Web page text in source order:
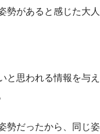
勢があると感じた大人
と思われる情報を与え
勢だったから、同じ姿